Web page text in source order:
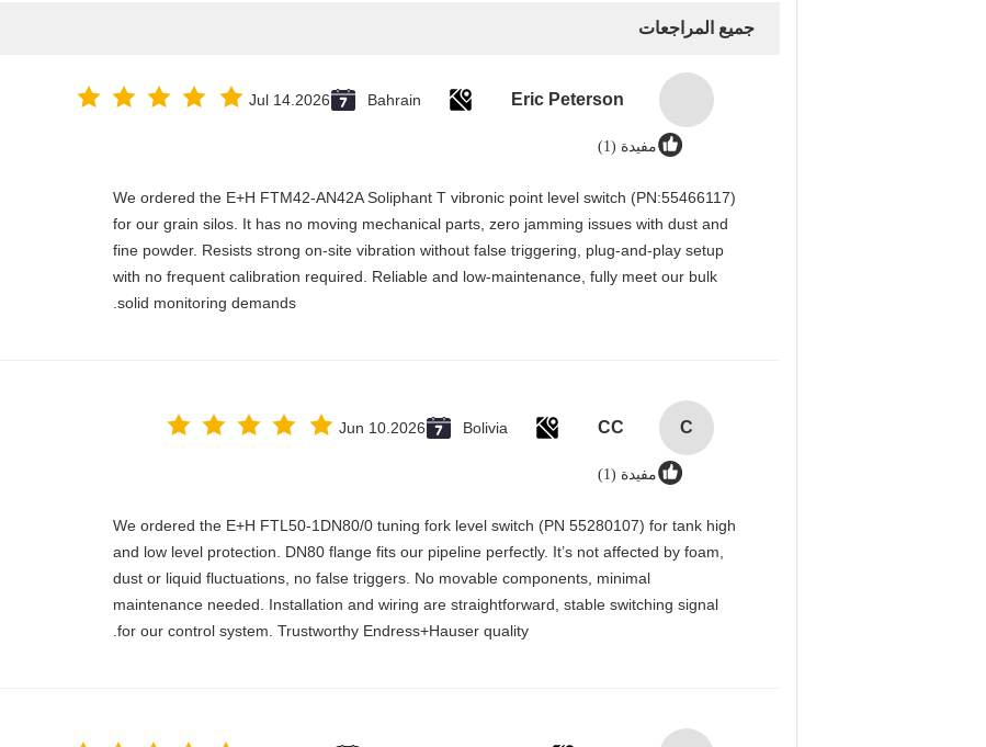
جميع المراجعات
Eric Peterson
Bahrain
Jul 14.2026
مفيدة (1)
We ordered the E+H FTM42-AN42A Soliphant T vibronic point level switch (PN:55466117)
for our grain silos. It has no moving mechanical parts, zero jamming issues with dust and
fine powder. Resists strong on-site vibration without false triggering, plug-and-play setup
with no frequent calibration required. Reliable and low-maintenance, fully meet our bulk
solid monitoring demands.
C
CC
Bolivia
Jun 10.2026
مفيدة (1)
We ordered the E+H FTL50-1DN80/0 tuning fork level switch (PN 55280107) for tank high
and low level protection. DN80 flange fits our pipeline perfectly. It’s not affected by foam,
dust or liquid fluctuations, no false triggers. No movable components, minimal
maintenance needed. Installation and wiring are straightforward, stable switching signal
for our control system. Trustworthy Endress+Hauser quality.